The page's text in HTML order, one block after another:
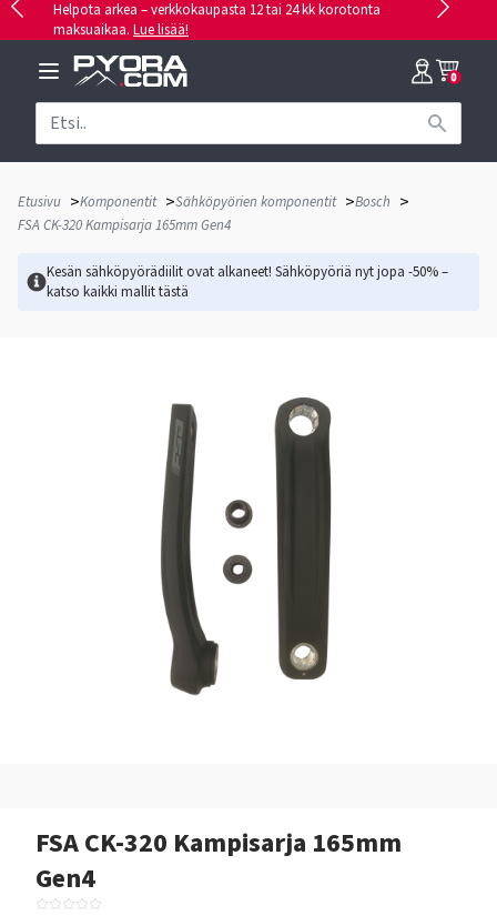
Helpota arkea – verkkokaupasta 12 tai 24 kk korotonta
maksuaikaa. Lue lisää!
0
Etusivu >Komponentit >Sähköpyörien komponentit >Bosch >
FSA CK-320 Kampisarja 165mm Gen4
Kesän sähköpyörädiilit ovat alkaneet! Sähköpyöriä nyt jopa -50% –
katso kaikki mallittästä
FSA CK-320 Kampisarja 165mm
Gen4